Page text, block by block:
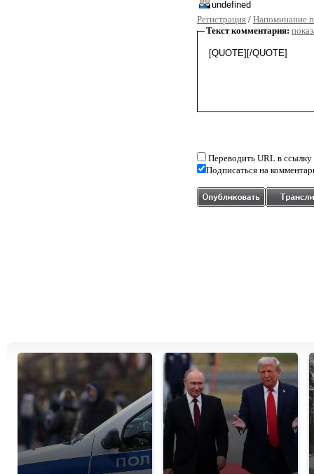
Регистрация / Напоминание
Текст комментария:
Переводить URL в ссылку
Подписаться на